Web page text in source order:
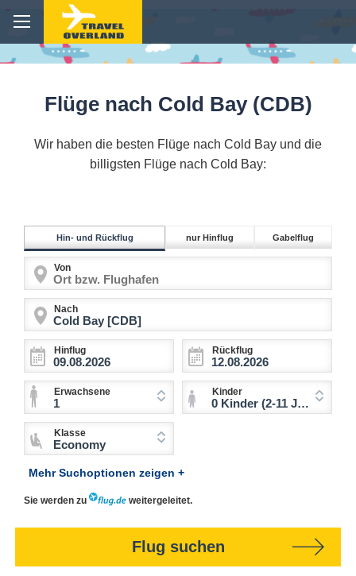
Flüge nach Cold Bay (CDB)
Wir haben die besten Flüge nach Cold Bay und die
billigsten Flüge nach Cold Bay:
Hin- und Rückflug nur Hinflug Gabelflug
Von
Nach
Hinflug Rückflug
Erwachsene
1
Kinder
0 Kinder (2-11 Jahre)
Klasse
Economy
Mehr Suchoptionen zeigen +
Sie werden zu weitergeleitet.
Flug suchen